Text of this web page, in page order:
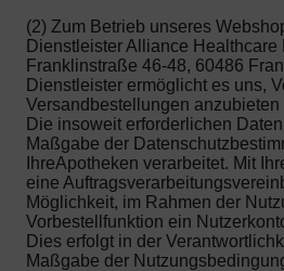
(2) Zum Betrieb unseres
Dienstleister Alliance Healthcare
Franklinstraße 46-48, 60486
Dienstleister ermöglicht es uns,
Versandbestellungen
Die insoweit erforderlichen
Maßgabe der
IhreApotheken verarbeitet. Mit
eine
Möglichkeit, im Rahmen der
Vorbestellfunktion ein
Dies erfolgt in der
Maßgabe der